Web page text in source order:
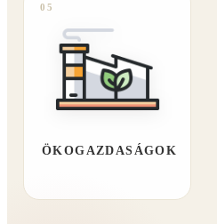
05
ÖKOGAZDASÁGOK